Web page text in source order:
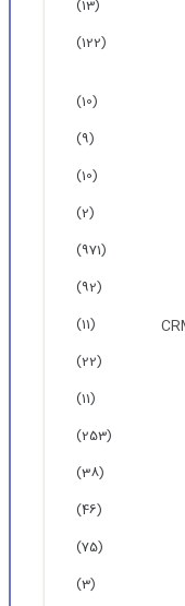
(13)
(122)
(10)
(9)
(10)
(2)
(971)
(92)
(11)
(22)
(11)
(253)
(38)
(46)
(75)
(3)